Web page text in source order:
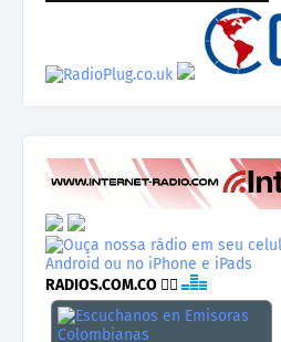
RADIOS.COM.CO 👉🏾